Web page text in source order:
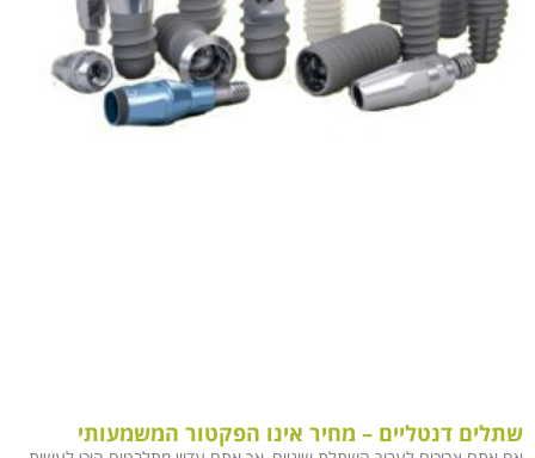
שתלים דנטליים – מחיר אינו הפקטור המשמעותי